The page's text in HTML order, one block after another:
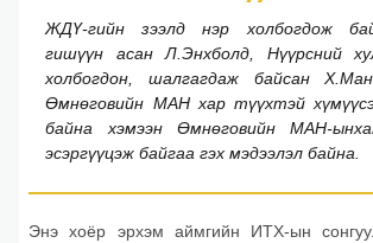
ЖДҮ-гийн зээлд нэр холбогдож
гишүүн асан Л.Энхболд, Нүүрсний
холбогдон, шалгагдаж байсан
Өмнөговийн МАН хар түүхтэй
байна хэмээн Өмнөговийн МАН-
эсэргүүцэж байгаа гэх мэдээлэл байна.
Энэ хоёр эрхэм аймгийн ИТХ-ын